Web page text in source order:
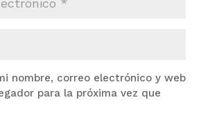
nombre, correo electrónico y web
para la próxima vez que